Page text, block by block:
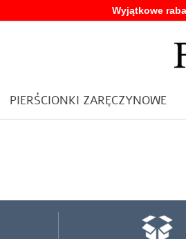
Wyjątkowe
PIERŚCIONKI ZARĘCZYNOWE